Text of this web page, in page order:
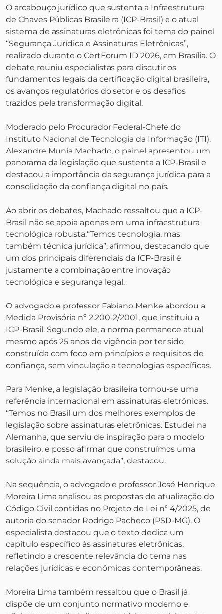
O arcabouço jurídico que sustenta a Infraestrutura
de Chaves Públicas Brasileira (ICP-Brasil) e o atual
sistema de assinaturas eletrônicas foi tema do painel
“Segurança Jurídica e Assinaturas Eletrônicas”,
realizado durante o CertForum ID 2026, em Brasília. O
debate reuniu especialistas para discutir os
fundamentos legais da certificação digital brasileira,
os avanços regulatórios do setor e os desafios
trazidos pela transformação digital.
Moderado pelo Procurador Federal-Chefe do
Instituto Nacional de Tecnologia da Informação (ITI),
Alexandre Munia Machado, o painel apresentou um
panorama da legislação que sustenta a ICP-Brasil e
destacou a importância da segurança jurídica para a
consolidação da confiança digital no país.
Ao abrir os debates, Machado ressaltou que a ICP-
Brasil não se apoia apenas em uma infraestrutura
tecnológica robusta.“Temos tecnologia, mas
também técnica jurídica”, afirmou, destacando que
um dos principais diferenciais da ICP-Brasil é
justamente a combinação entre inovação
tecnológica e segurança legal.
O advogado e professor Fabiano Menke abordou a
Medida Provisória nº 2.200-2/2001, que instituiu a
ICP-Brasil. Segundo ele, a norma permanece atual
mesmo após 25 anos de vigência por ter sido
construída com foco em princípios e requisitos de
confiança, sem vinculação a tecnologias específicas.
Para Menke, a legislação brasileira tornou-se uma
referência internacional em assinaturas eletrônicas.
“Temos no Brasil um dos melhores exemplos de
legislação sobre assinaturas eletrônicas. Estudei na
Alemanha, que serviu de inspiração para o modelo
brasileiro, e posso afirmar que construímos uma
solução ainda mais avançada”, destacou.
Na sequência, o advogado e professor José Henrique
Moreira Lima analisou as propostas de atualização do
Código Civil contidas no Projeto de Lei nº 4/2025, de
autoria do senador Rodrigo Pacheco (PSD-MG). O
especialista destacou que o texto dedica um
capítulo específico às assinaturas eletrônicas,
refletindo a crescente relevância do tema nas
relações jurídicas e econômicas contemporâneas.
Moreira Lima também ressaltou que o Brasil já
dispõe de um conjunto normativo moderno e